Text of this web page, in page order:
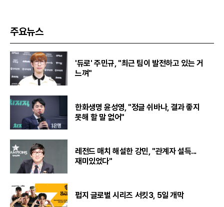
주요뉴스
'듀로' 주민규, "최근 팀이 발전하고 있는 거
느껴"
한화생명 윤성영, "정글 쉬바나, 결과 좋지
못해 할 말 없어"
레전드 매치 해설한 강민, "관계자 설득...
재미있었다"
펍지 글로벌 시리즈 서킷3, 5일 개막